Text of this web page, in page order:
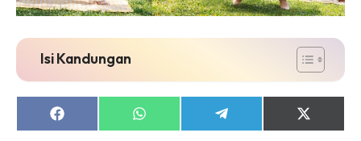
Isi Kandungan
Share
on
Share
on
Share
on
Share
on